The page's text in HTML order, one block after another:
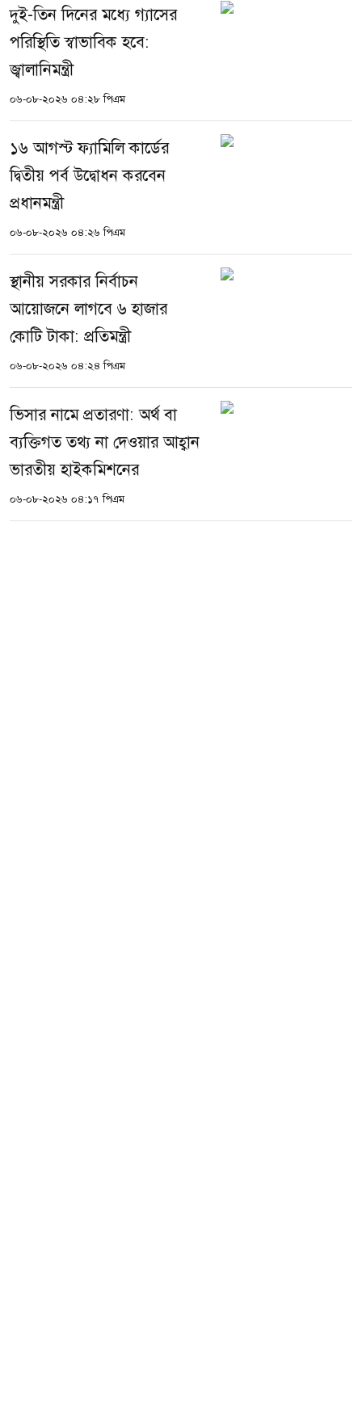
দুই-তিন দিনের মধ্যে গ্যাসের
পরিস্থিতি স্বাভাবিক হবে:
জ্বালানিমন্ত্রী
০৬-০৮-২০২৬ ০৪:২৮ পিএম
১৬ আগস্ট ফ্যামিলি কার্ডের
দ্বিতীয় পর্ব উদ্বোধন করবেন
প্রধানমন্ত্রী
০৬-০৮-২০২৬ ০৪:২৬ পিএম
স্থানীয় সরকার নির্বাচন
আয়োজনে লাগবে ৬ হাজার
কোটি টাকা: প্রতিমন্ত্রী
০৬-০৮-২০২৬ ০৪:২৪ পিএম
ভিসার নামে প্রতারণা: অর্থ বা
ব্যক্তিগত তথ্য না দেওয়ার আহ্বান
ভারতীয় হাইকমিশনের
০৬-০৮-২০২৬ ০৪:১৭ পিএম